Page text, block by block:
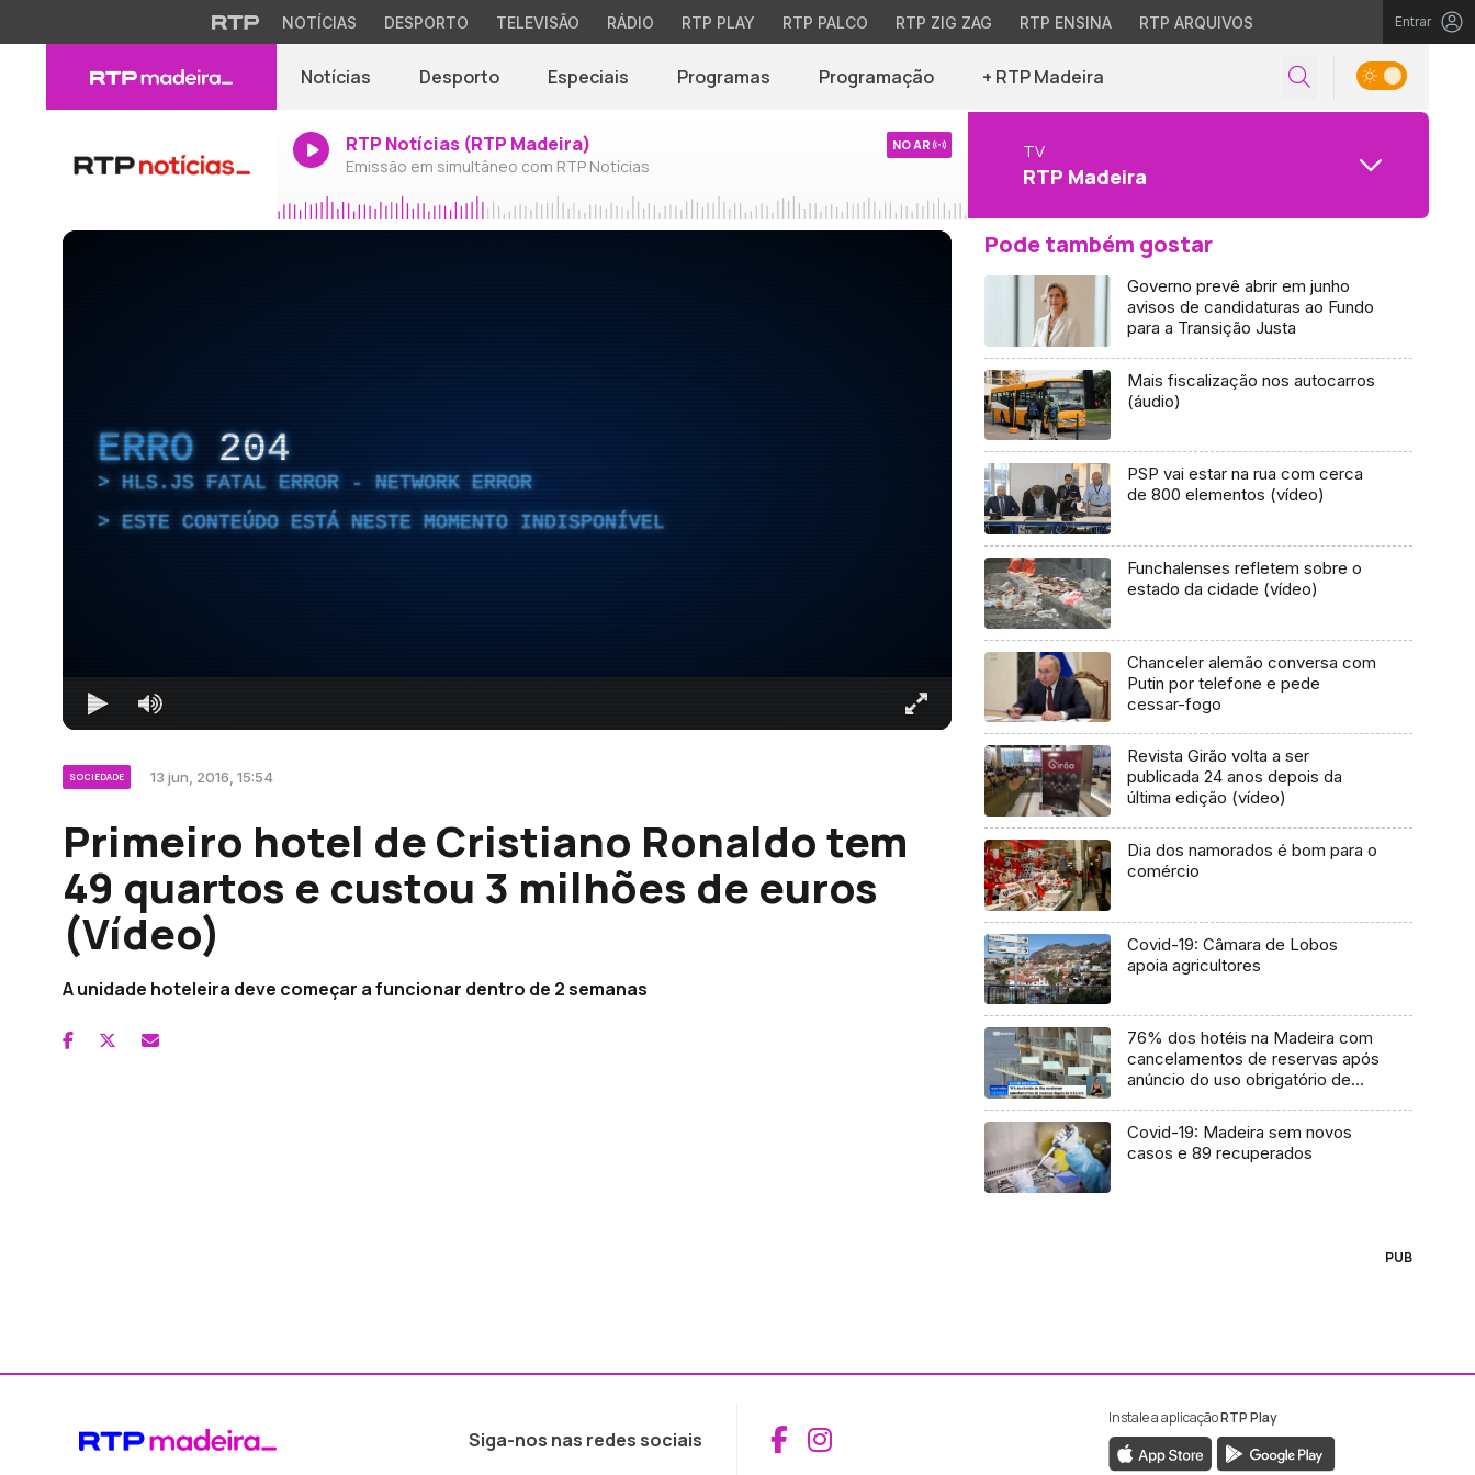
NOTÍCIAS DESPORTO TELEVISÃO RÁDIO RTP PLAY RTP PALCO RTP ZIG ZAG RTP ENSINA RTP ARQUIVOS Entrar
Notícias Desporto Especiais Programas Programação + RTP Madeira
RTP Notícias (RTP Madeira)
Emissão em simultâneo com RTP Notícias
NO AR TV
RTP Madeira
ERRO 204
HLS.JS FATAL ERROR - NETWORK ERROR
ESTE CONTEÚDO ESTÁ NESTE MOMENTO INDISPONÍVEL
SOCIEDADE 13 jun, 2016, 15:54
Primeiro hotel de Cristiano Ronaldo tem
49 quartos e custou 3 milhões de euros
(Vídeo)
A unidade hoteleira deve começar a funcionar dentro de 2 semanas
Pode também gostar
Governo prevê abrir em junho
avisos de candidaturas ao Fundo
para a Transição Justa
Mais fiscalização nos autocarros
(áudio)
PSP vai estar na rua com cerca
de 800 elementos (vídeo)
Funchalenses refletem sobre o
estado da cidade (vídeo)
Chanceler alemão conversa com
Putin por telefone e pede
cessar-fogo
Revista Girão volta a ser
publicada 24 anos depois da
última edição (vídeo)
Dia dos namorados é bom para o
comércio
Covid-19: Câmara de Lobos
apoia agricultores
76% dos hotéis na Madeira com
cancelamentos de reservas após
anúncio do uso obrigatório de
Covid-19: Madeira sem novos
casos e 89 recuperados
PUB
Siga-nos nas redes sociais Aceder ao Facebook da RTP Madeira
Aceder ao Instagram da RTP Madeira
Instale a aplicaçãoRTP Play